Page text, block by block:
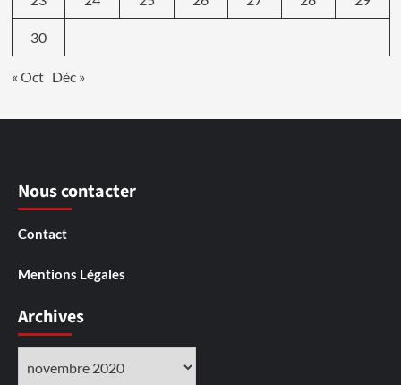
30
« Oct Déc »
Nous contacter
Contact
Mentions Légales
Archives